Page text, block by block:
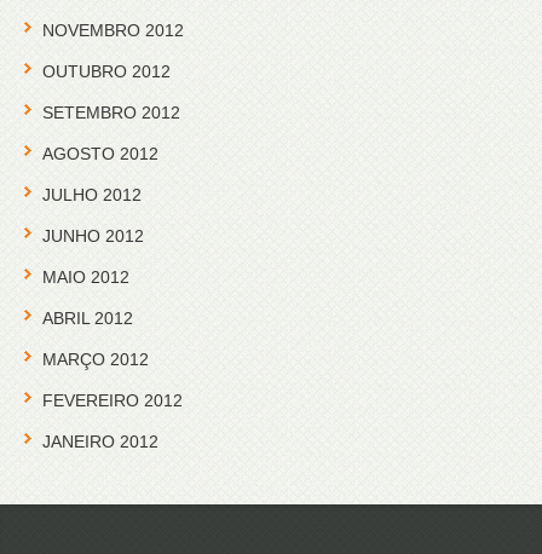
NOVEMBRO 2012
OUTUBRO 2012
SETEMBRO 2012
AGOSTO 2012
JULHO 2012
JUNHO 2012
MAIO 2012
ABRIL 2012
MARÇO 2012
FEVEREIRO 2012
JANEIRO 2012